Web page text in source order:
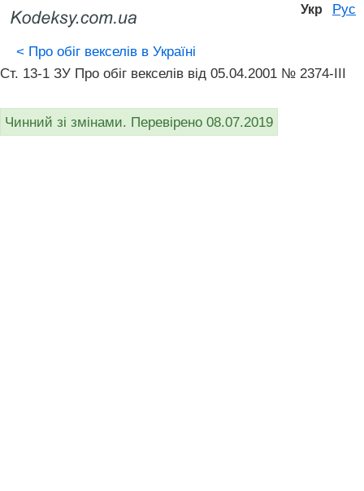
Укр Рус
< Про обіг векселів в Україні
Ст. 13-1 ЗУ Про обіг векселів від 05.04.2001 № 2374-III
Чинний зі змінами. Перевірено 08.07.2019